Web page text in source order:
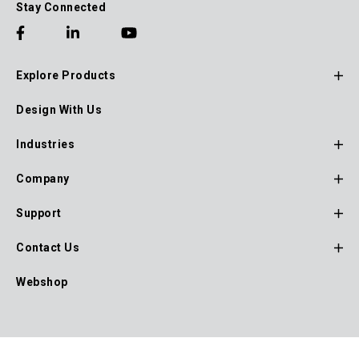
Stay Connected
Footer
Main
Navigation
Explore Products
Design With Us
Industries
Company
Support
Contact Us
Webshop